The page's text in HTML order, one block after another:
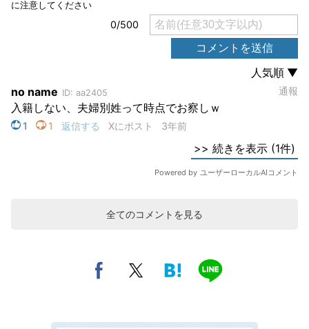
全てのコメントを見る